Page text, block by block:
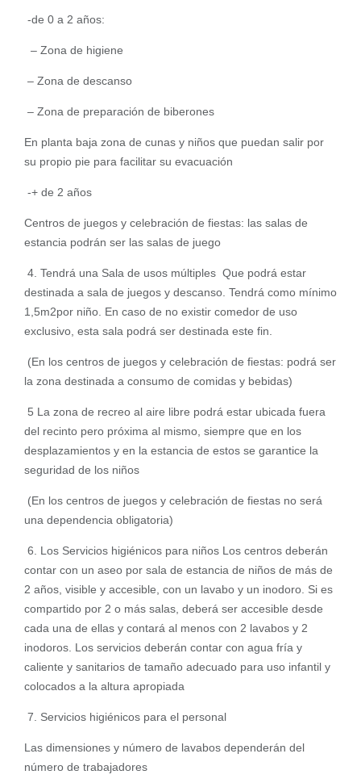
-de 0 a 2 años:
– Zona de higiene
– Zona de descanso
– Zona de preparación de biberones
En planta baja zona de cunas y niños que puedan salir por
su propio pie para facilitar su evacuación
-+ de 2 años
Centros de juegos y celebración de fiestas: las salas de
estancia podrán ser las salas de juego
4. Tendrá una Sala de usos múltiples Que podrá estar
destinada a sala de juegos y descanso. Tendrá como mínimo
1,5m2por niño. En caso de no existir comedor de uso
exclusivo, esta sala podrá ser destinada este fin.
(En los centros de juegos y celebración de fiestas: podrá ser
la zona destinada a consumo de comidas y bebidas)
5 La zona de recreo al aire libre podrá estar ubicada fuera
del recinto pero próxima al mismo, siempre que en los
desplazamientos y en la estancia de estos se garantice la
seguridad de los niños
(En los centros de juegos y celebración de fiestas no será
una dependencia obligatoria)
6. Los Servicios higiénicos para niños Los centros deberán
contar con un aseo por sala de estancia de niños de más de
2 años, visible y accesible, con un lavabo y un inodoro. Si es
compartido por 2 o más salas, deberá ser accesible desde
cada una de ellas y contará al menos con 2 lavabos y 2
inodoros. Los servicios deberán contar con agua fría y
caliente y sanitarios de tamaño adecuado para uso infantil y
colocados a la altura apropiada
7. Servicios higiénicos para el personal
Las dimensiones y número de lavabos dependerán del
número de trabajadores